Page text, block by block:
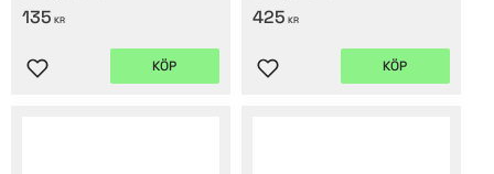
135 KR
Lägg till i favoriter
KÖP
425 KR
Lägg till i favoriter
KÖP